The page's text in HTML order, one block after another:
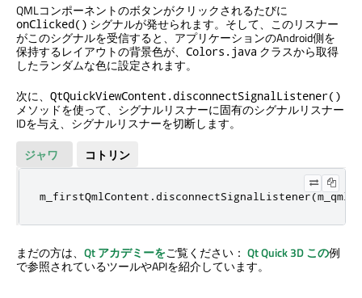
QMLコンポーネントのボタンがクリックされるたびに
onClicked() シグナルが発せられます。そして、このリスナー
がこのシグナルを受信すると、アプリケーションのAndroid側を
保持するレイアウトの背景色が、 Colors.java クラスから取得
したランダムな色に設定されます。
次に、 QtQuickViewContent.disconnectSignalListener()
メソッドを使って、シグナルリスナーに固有のシグナルリスナー
IDを与え、シグナルリスナーを切断します。
ジャワ
コトリン
m_firstQmlContent . disconnectSignalListener(
まだの方は、 Qt アカデミーをご覧ください： Qt Quick 3Dこの例
で参照されているツールやAPIを紹介しています。